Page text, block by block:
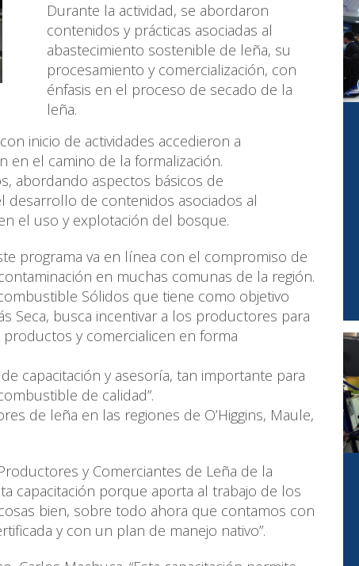
Durante la actividad, se abordaron
contenidos y prácticas asociadas al
abastecimiento sostenible de leña, su
procesamiento y comercialización, con
énfasis en el proceso de secado de la
leña.
inicio de actividades accedieron a
en el camino de la formalización.
abordando aspectos básicos de
desarrollo de contenidos asociados al
el uso y explotación del bosque.
programa va en línea con el compromiso de
en muchas comunas de la región.
Sólidos que tiene como objetivo
Seca, busca incentivar a los productores para
y comercialicen en forma
capacitación y asesoría, tan importante para
de calidad”.
de leña en las regiones de O’Higgins, Maule,
y Comerciantes de Leña de la
capacitación porque aporta al trabajo de los
bien, sobre todo ahora que contamos con
y con un plan de manejo nativo”.